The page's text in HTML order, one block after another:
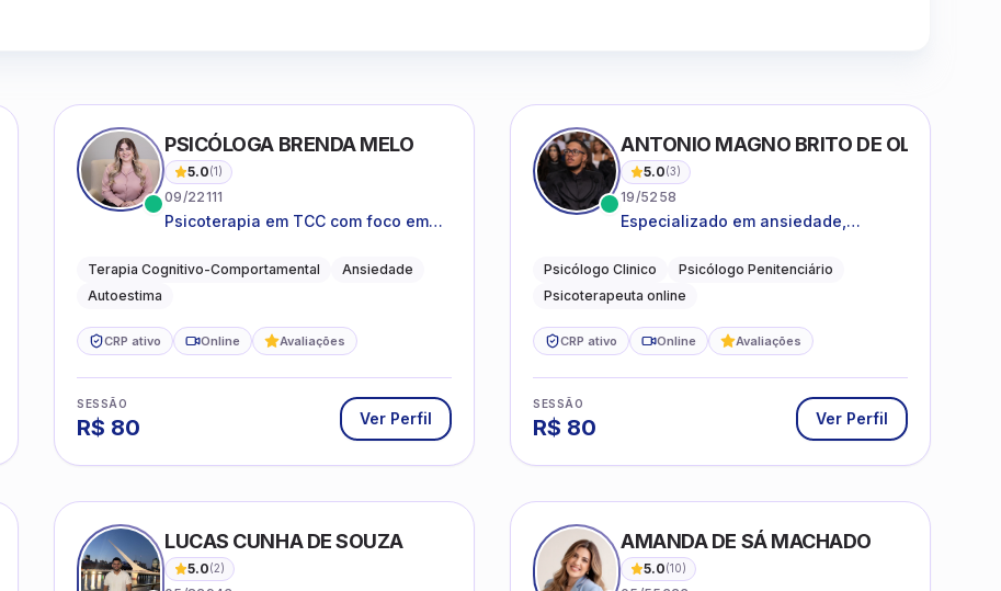
PSICÓLOGA BRENDA MELO
5.0(1)
09/22111
Psicoterapia em TCC com foco em
práticas para o cotidiano
Terapia Cognitivo-Comportamental
Ansiedade
Autoestima
CRP ativo Online Avaliações
SESSÃO
R$ 80 Ver Perfil
ANTONIO MAGNO BRITO DE OLIVEIRA
5.0(3)
19/5258
Especializado em ansiedade,
conflitos familiares e questões
comportamentais.
Psicólogo Clinico
Psicólogo Penitenciário
Psicoterapeuta online
CRP ativo Online Avaliações
SESSÃO
R$ 80 Ver Perfil
LUCAS CUNHA DE SOUZA
5.0(2)
AMANDA DE SÁ MACHADO
5.0(10)